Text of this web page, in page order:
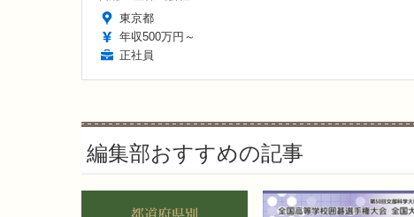
東京都
年収500万円～
正社員
編集部おすすめの記事